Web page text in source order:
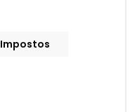
Impostos